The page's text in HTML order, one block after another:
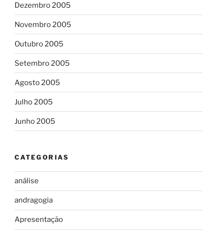
Dezembro 2005
Novembro 2005
Outubro 2005
Setembro 2005
Agosto 2005
Julho 2005
Junho 2005
CATEGORIAS
análise
andragogia
Apresentação